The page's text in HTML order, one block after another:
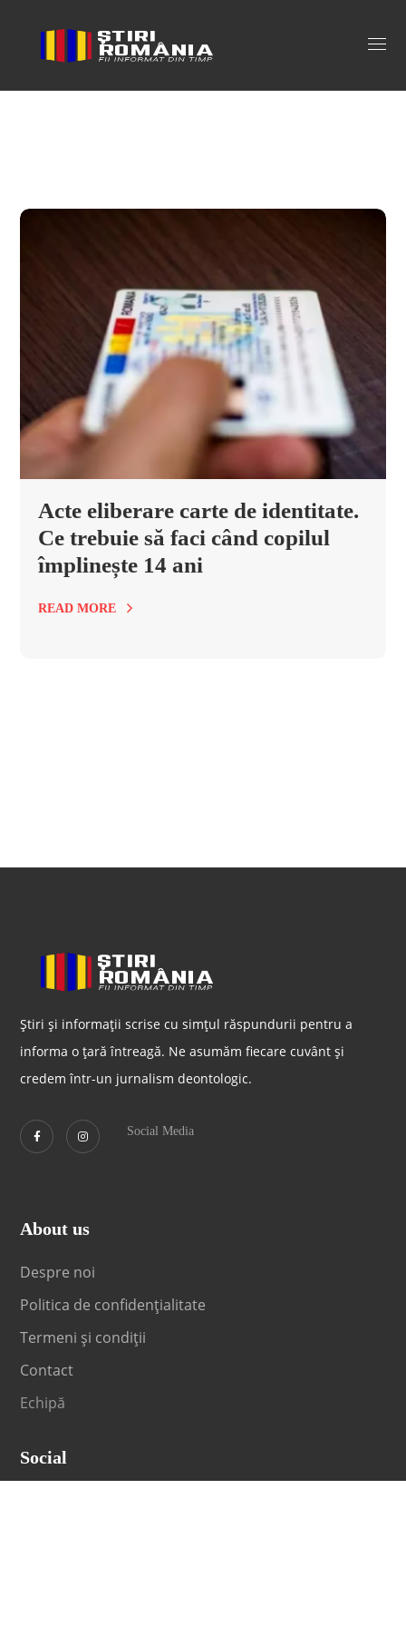
carte identitate 14 ani Tag
Acte eliberare carte de identitate.
Ce trebuie să faci când copilul
împlinește 14 ani
READ MORE
Știri și informații scrise cu simțul răspundurii pentru a
informa o țară întreagă. Ne asumăm fiecare cuvânt și
credem într-un jurnalism deontologic.
Social Media
About us
Despre noi
Politica de confidențialitate
Termeni și condiții
Contact
Echipă
Social